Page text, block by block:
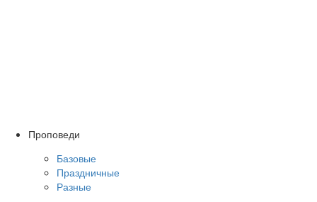
Проповеди
Базовые
Праздничные
Разные